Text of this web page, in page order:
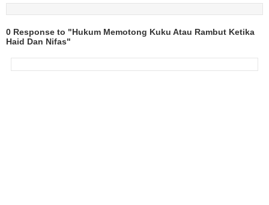
0 Response to "Hukum Memotong Kuku Atau Rambut Ketika
Haid Dan Nifas"